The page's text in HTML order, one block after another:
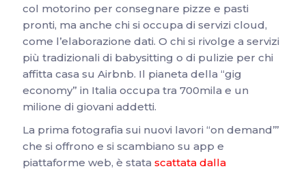
col motorino per consegnare pizze e pasti
pronti, ma anche chi si occupa di servizi cloud,
come l’elaborazione dati. O chi si rivolge a servizi
più tradizionali di babysitting o di pulizie per chi
affitta casa su Airbnb. Il pianeta della “gig
economy” in Italia occupa tra 700mila e un
milione di giovani addetti.
La prima fotografia sui nuovi lavori “on demand’”
che si offrono e si scambiano su app e
piattaforme web, è stata scattata dalla